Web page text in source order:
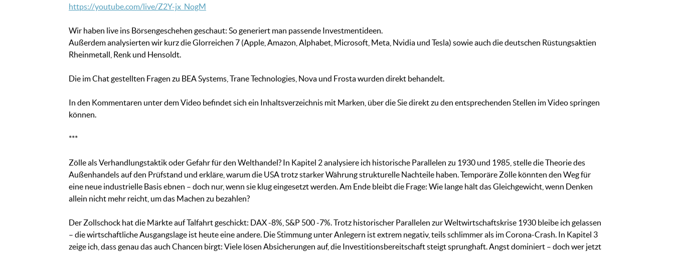
https://youtube.com/live/Z2Y-jx_NogM
Wir haben live ins Börsengeschehen geschaut: So generiert man passende Investmentideen.
Außerdem analysierten wir kurz die Glorreichen 7 (Apple, Amazon, Alphabet, Microsoft, Meta, Nvidia und Tesla) sowie auch die deutschen Rüstungsaktien
Rheinmetall, Renk und Hensoldt.
Die im Chat gestellten Fragen zu BEA Systems, Trane Technologies, Nova und Frosta wurden direkt behandelt.
In den Kommentaren unter dem Video befindet sich ein Inhaltsverzeichnis mit Marken, über die Sie direkt zu den entsprechenden Stellen im Video springen
können.
***
Zölle als Verhandlungstaktik oder Gefahr für den Welthandel? In Kapitel 2 analysiere ich historische Parallelen zu 1930 und 1985, stelle die Theorie des
Außenhandels auf den Prüfstand und erkläre, warum die USA trotz starker Währung strukturelle Nachteile haben. Temporäre Zölle könnten den Weg für
eine neue industrielle Basis ebnen – doch nur, wenn sie klug eingesetzt werden. Am Ende bleibt die Frage: Wie lange hält das Gleichgewicht, wenn Denken
allein nicht mehr reicht, um das Machen zu bezahlen?
Der Zollschock hat die Märkte auf Talfahrt geschickt: DAX -8%, S&P 500 -7%. Trotz historischer Parallelen zur Weltwirtschaftskrise 1930 bleibe ich gelassen
– die wirtschaftliche Ausgangslage ist heute eine andere. Die Stimmung unter Anlegern ist extrem negativ, teils schlimmer als im Corona-Crash. In Kapitel 3
zeige ich, dass genau das auch Chancen birgt: Viele lösen Absicherungen auf, die Investitionsbereitschaft steigt sprunghaft. Angst dominiert – doch wer jetzt